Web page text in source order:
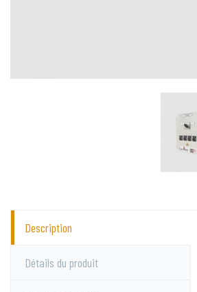
Description
Détails du produit